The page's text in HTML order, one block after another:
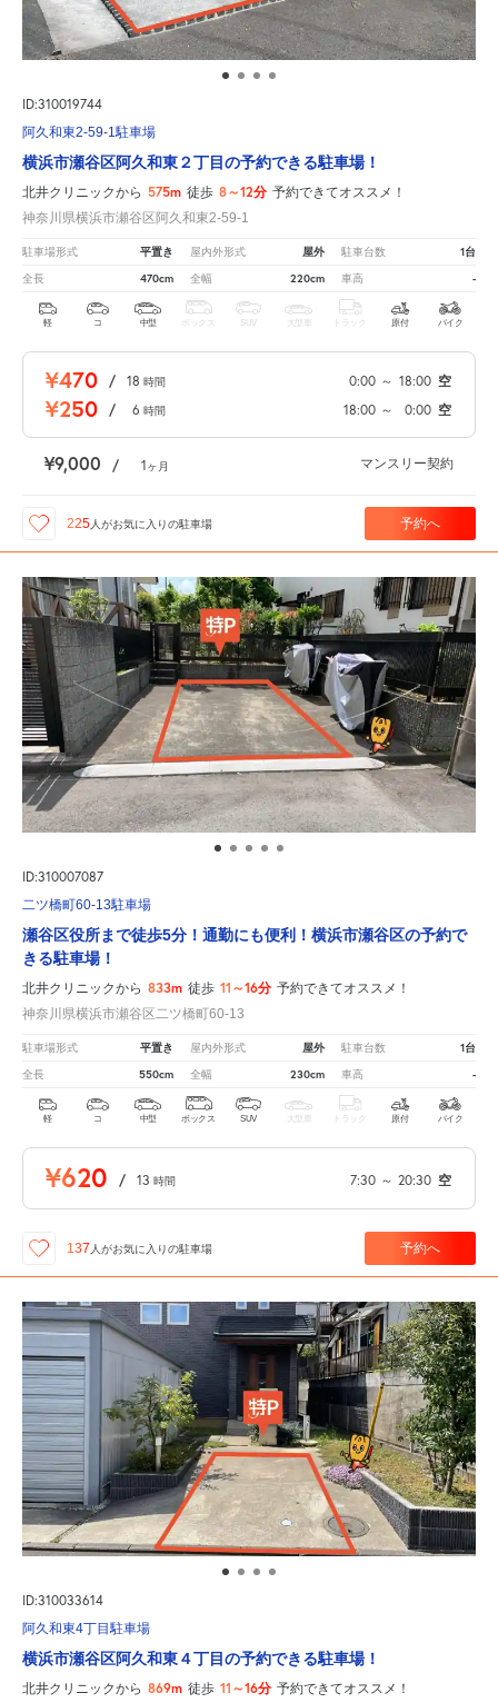
ID:310019744
阿久和東2-59-1駐車場
横浜市瀬谷区阿久和東２丁目の予約できる駐車場！
北井クリニックから 575m 徒歩 8～12分 予約できてオススメ！
神奈川県横浜市瀬谷区阿久和東2-59-1
駐車場形式 平置き 屋内外形式 屋外 駐車台数 1台
全長 470cm 全幅 220cm 車高 -
軽 コ 中型 ボックス SUV 大型車 トラック 原付 バイク
¥470 / 18 時間 0:00 ～ 18:00 空
¥250 / 6 時間 18:00 ～ 0:00 空
¥9,000 / 1ヶ月 マンスリー契約
225人がお気に入りの駐車場 予約へ
ID:310007087
二ツ橋町60-13駐車場
瀬谷区役所まで徒歩5分！通勤にも便利！横浜市瀬谷区の予約で
きる駐車場！
北井クリニックから 833m 徒歩 11～16分 予約できてオススメ！
神奈川県横浜市瀬谷区二ツ橋町60-13
駐車場形式 平置き 屋内外形式 屋外 駐車台数 1台
全長 550cm 全幅 230cm 車高 -
軽 コ 中型 ボックス SUV 大型車 トラック 原付 バイク
¥620 / 13 時間 7:30 ～ 20:30 空
137 人がお気に入りの駐車場 予約へ
ID:310033614
阿久和東4丁目駐車場
横浜市瀬谷区阿久和東４丁目の予約できる駐車場！
北井クリニックから 869m 徒歩 11～16分 予約できてオススメ！